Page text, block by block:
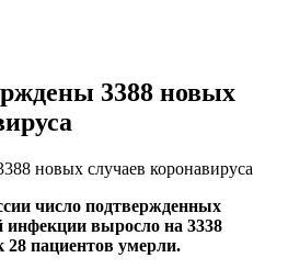
3388 новых
новых случаев коронавируса
число подтвержденных
инфекции выросло на 3338
28 пациентов умерли.